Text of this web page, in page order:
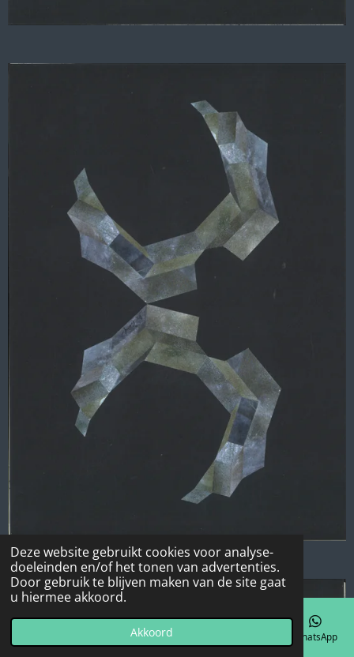
Deze website gebruikt cookies voor analyse-
doeleinden en/of het tonen van advertenties.
Door gebruik te blijven maken van de site gaat
u hiermee akkoord.
Akkoord
Telefoonnummer WhatsApp